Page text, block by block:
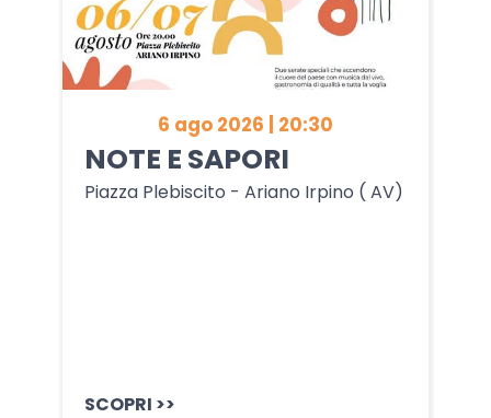
6 ago 2026 | 20:30
NOTE E SAPORI
Piazza Plebiscito - Ariano Irpino ( AV)
SCOPRI >>